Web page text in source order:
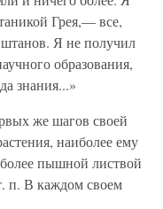
Грея,— все,
Я не получил
образования,
знания...»
же шагов своей
наиболее ему
пышной листвой
п. В каждом своем